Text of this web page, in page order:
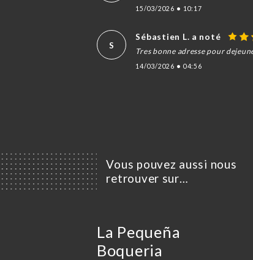
15/03/2026 • 10:17
S
Sébastien L. a noté
Tres bonne adresse pour
14/03/2026 • 04:56
Vous pouvez aussi nous
retrouver sur…
La Pequeña
Boqueria